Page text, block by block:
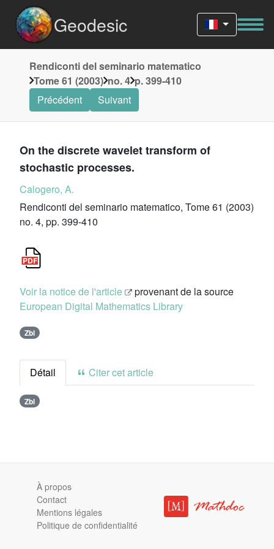
Geodesic
Rendiconti del seminario matematico
Tome 61 (2003) no. 4 p. 399-410
Précédent
Suivant
On the discrete wavelet transform of
stochastic processes.
Calogero, A.
Rendiconti del seminario matematico, Tome 61 (2003)
no. 4, pp. 399-410
Voir la notice de l'article
provenant de la source
European Digital Mathematics Library
Zbl
Détail Citer cet article
Zbl
À propos
Contact
Mentions légales
Politique de confidentialité